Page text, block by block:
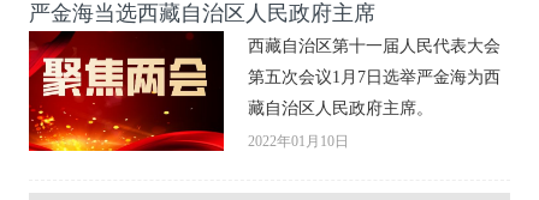
严金海当选西藏自治区人民政府主席
西藏自治区第十一届人民代表大会
第五次会议1月7日选举严金海为西
藏自治区人民政府主席。
2022年01月10日